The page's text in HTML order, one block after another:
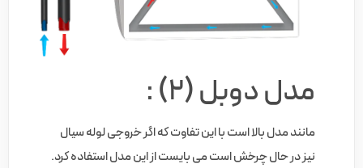
مدل دوبل (2) :
مانند مدل بالا است با این تفاوت که اگر خروجی لوله سیال
نیز در حال چرخش است می بایست از این مدل استفاده کرد.